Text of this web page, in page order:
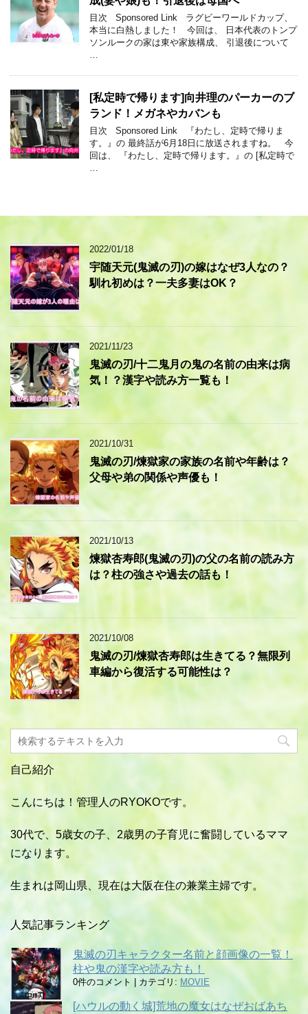
目次 Sponsored Link ラグビーワールドカップ、
本当に白熱しました！ 今回は、 日本代表のトンプ
ソンルークの家は東や家族構成、 引退後について
…
[私定時で帰ります]向井理のパーカーのブ
ランド！メガネやカバンも
目次 Sponsored Link 『わたし、定時で帰りま
す。』の 最終話が6月18日に放送されますね。 今
回は、 『わたし、定時で帰ります。』の [私定時で
…
2022/01/18
宇随天元(鬼滅の刃)の嫁はなぜ3人なの？
馴れ初めは？一夫多妻はOK？
2021/11/23
鬼滅の刃/十二鬼月の鬼の名前の由来は病
気！？漢字や読み方一覧も！
2021/10/31
鬼滅の刃/煉獄家の家族の名前や年齢は？
父母や弟の関係や声優も！
2021/10/13
煉獄杏寿郎(鬼滅の刃)の父の名前の読み方
は？柱の強さや過去の話も！
2021/10/08
鬼滅の刃/煉獄杏寿郎は生きてる？無限列
車編から復活する可能性は？
自己紹介
こんにちは！管理人のRYOKOです。
30代で、5歳女の子、2歳男の子育児に奮闘しているママ
になります。
生まれは岡山県、現在は大阪在住の兼業主婦です。
人気記事ランキング
鬼滅の刃キャラクター名前と顔画像の一覧！
柱や鬼の漢字や読み方も！
0件のコメント カテゴリ: MOVIE
[ハウルの動く城]荒地の魔女はなぜおばあち